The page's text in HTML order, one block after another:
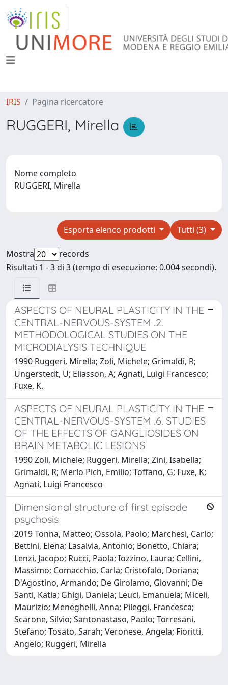
IRIS Pagina ricercatore
RUGGERI, Mirella
Nome completo
RUGGERI, Mirella
Tutti (3)
Esporta elenco prodotti
Mostra
records
Risultati 1 - 3 di 3 (tempo di esecuzione: 0.004 secondi).
ASPECTS OF NEURAL PLASTICITY IN THE
CENTRAL-NERVOUS-SYSTEM .2.
METHODOLOGICAL STUDIES ON THE
MICRODIALYSIS TECHNIQUE
1990 Ruggeri, Mirella; Zoli, Michele; Grimaldi, R;
Ungerstedt, U; Eliasson, A; Agnati, Luigi Francesco;
Fuxe, K.
ASPECTS OF NEURAL PLASTICITY IN THE
CENTRAL-NERVOUS-SYSTEM .6. STUDIES
OF THE EFFECTS OF GANGLIOSIDES ON
BRAIN METABOLIC LESIONS
1990 Zoli, Michele; Ruggeri, Mirella; Zini, Isabella;
Grimaldi, R; Merlo Pich, Emilio; Toffano, G; Fuxe, K;
Agnati, Luigi Francesco
Dimensional structure of first episode
psychosis
2019 Tonna, Matteo; Ossola, Paolo; Marchesi, Carlo;
Bettini, Elena; Lasalvia, Antonio; Bonetto, Chiara;
Lenzi, Jacopo; Rucci, Paola; Iozzino, Laura; Cellini,
Massimo; Comacchio, Carla; Cristofalo, Doriana;
D'Agostino, Armando; De Girolamo, Giovanni; De
Santi, Katia; Ghigi, Daniela; Leuci, Emanuela; Miceli,
Maurizio; Meneghelli, Anna; Pileggi, Francesca;
Scarone, Silvio; Santonastaso, Paolo; Torresani,
Stefano; Tosato, Sarah; Veronese, Angela; Fioritti,
Angelo; Ruggeri, Mirella